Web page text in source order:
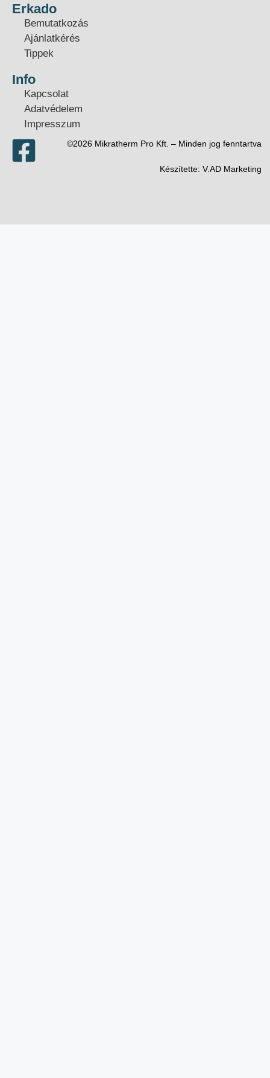
Erkado
Bemutatkozás
Ajánlatkérés
Tippek
Info
Kapcsolat
Adatvédelem
Impresszum
©2026 Mikratherm Pro Kft. – Minden jog fenntartva​
Készítette: V.AD Marketing